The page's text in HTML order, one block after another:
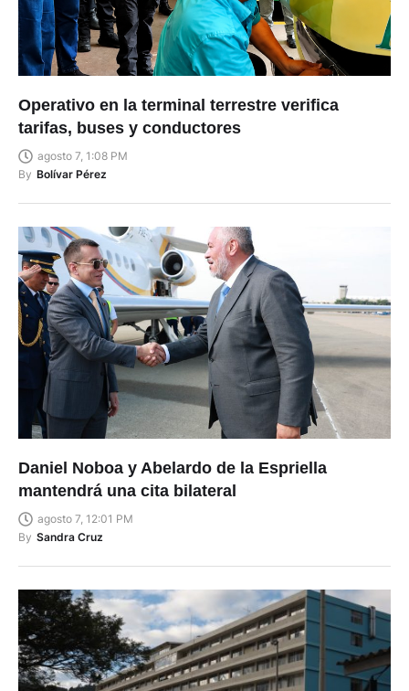
Operativo en la terminal terrestre verifica
tarifas, buses y conductores
agosto 7, 1:08 PM
By Bolívar Pérez
Daniel Noboa y Abelardo de la Espriella
mantendrá una cita bilateral
agosto 7, 12:01 PM
By Sandra Cruz